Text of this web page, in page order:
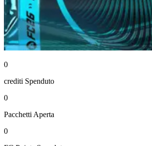
0
crediti Spenduto
0
Pacchetti Aperta
0